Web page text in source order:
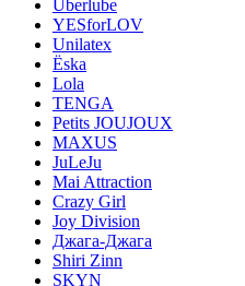
Überlube
YESforLOV
Unilatex
Ёska
Lola
TENGA
Petits JOUJOUX
MAXUS
JuLeJu
Mai Attraction
Crazy Girl
Joy Division
Джага-Джага
Shiri Zinn
SKYN